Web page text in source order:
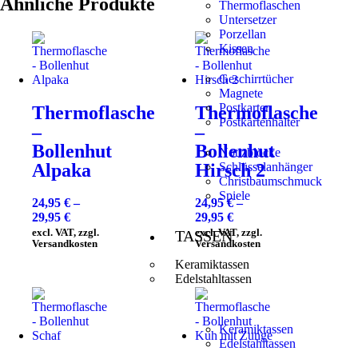
Thermoflaschen
Untersetzer
Porzellan
Kissen
Geschirrtücher
Magnete
Postkarten
Postkartenhalter
Notizblöcke
Schlüsselanhänger
Christbaumschmuck
Spiele
TASSEN
Keramiktassen
Edelstahltassen
Keramiktassen
Edelstahltassen
Thermoflasche
–
Bollenhut
Alpaka
24,95 €–
29,95 €
excl. VAT, zzgl.
Versandkosten
Thermoflasche
–
Bollenhut
Hirsch 2
24,95€–
29,95 €
excl. VAT, zzgl.
Versandkosten